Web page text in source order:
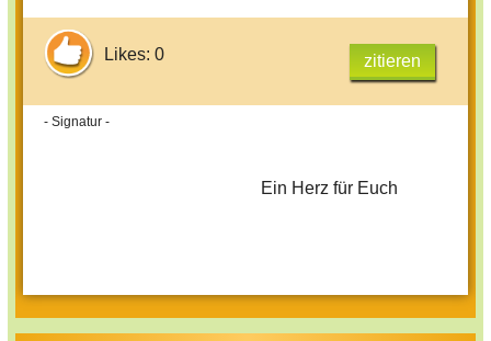
Likes: 0 zitieren
- Signatur -
Ein Herz für Euch